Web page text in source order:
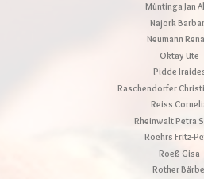
Müntinga Jan
Najork
Neumann
Oktay Ute
Pidde
Raschendorfer
Reiss
Rheinwalt Petra
Roehrs Fritz-
Roeß Gisa
Rother Bärbel